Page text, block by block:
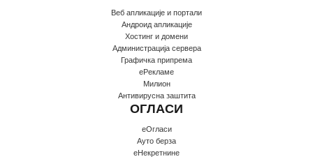
Веб апликације и портали
Андроид апликације
Хостинг и домени
Администрација сервера
Графичка припрема
еРекламе
Милион
Антивирусна заштита
ОГЛАСИ
еОгласи
Ауто берза
еНекретнине